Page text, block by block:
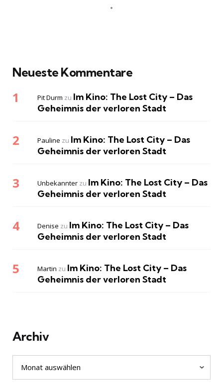
Neueste Kommentare
Pit Durm zu Im Kino: The Lost City – Das
Geheimnis der verloren Stadt
Pauline zu Im Kino: The Lost City – Das
Geheimnis der verloren Stadt
Unbekannter zu Im Kino: The Lost City – Das
Geheimnis der verloren Stadt
Denise zu Im Kino: The Lost City – Das
Geheimnis der verloren Stadt
Martin zu Im Kino: The Lost City – Das
Geheimnis der verloren Stadt
Archiv
Archiv